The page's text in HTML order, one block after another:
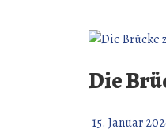
Die
15. Januar